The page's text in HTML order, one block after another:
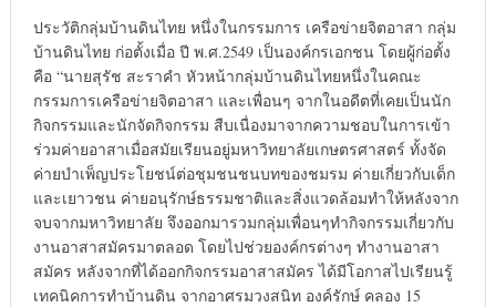
ประวัติกลุ่มบ้านดินไทย หนึ่งในกรรมการ เครือข่ายจิตอาสา กลุ่ม
บ้านดินไทย ก่อตั้งเมื่อ ปี พ.ศ.2549 เป็นองค์กรเอกชน โดยผู้ก่อตั้ง
คือ “นายสุรัช สะราคำ หัวหน้ากลุ่มบ้านดินไทยหนึ่งในคณะ
กรรมการเครือข่ายจิตอาสา และเพื่อนๆ จากในอดีตที่เคยเป็นนัก
กิจกรรมและนักจัดกิจกรรม สืบเนื่องมาจากความชอบในการเข้า
ร่วมค่ายอาสาเมื่อสมัยเรียนอยู่มหาวิทยาลัยเกษตรศาสตร์ ทั้งจัด
ค่ายบำเพ็ญประโยชน์ต่อชุมชนชนบทของชมรม ค่ายเกี่ยวกับเด็ก
และเยาวชน ค่ายอนุรักษ์ธรรมชาติและสิ่งแวดล้อมทำให้หลังจาก
จบจากมหาวิทยาลัย จึงออกมารวมกลุ่มเพื่อนๆทำกิจกรรมเกี่ยวกับ
งานอาสาสมัครมาตลอด โดยไปช่วยองค์กรต่างๆ ทำงานอาสา
สมัคร หลังจากที่ได้ออกกิจกรรมอาสาสมัคร ได้มีโอกาสไปเรียนรู้
เทคนิคการทำบ้านดิน จากอาศรมวงสนิท องค์รักษ์ คลอง 15